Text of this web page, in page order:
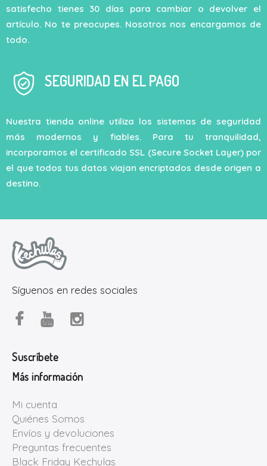
satisfecho tienes 30 días para cambiar o devolver el
artículo. No te preocupes. Nosotros nos encargamos de
todo.
SEGURIDAD EN EL PAGO
Nuestra tienda online utiliza los sistemas de seguridad
más modernos y fiables. Para tu tranquilidad,
incorporamos el certificado SSL (Secure Socket Layer) por
el que todos tus datos viajan encriptados desde origen a
destino.
Síguenos en redes sociales
Suscríbete
Más información
Mi cuenta
Quiénes Somos
Envíos y devoluciones
Preguntas frecuentes
Black Friday Kechulas